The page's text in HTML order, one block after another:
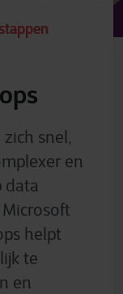
snel,
en
data
helpt
te
en